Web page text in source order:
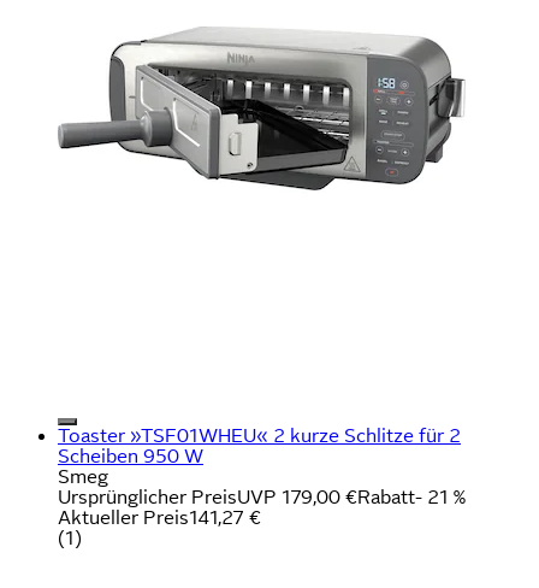
Toaster »TSF01WHEU« 2 kurze Schlitze für 2
Scheiben 950 W
Smeg
Ursprünglicher PreisUVP 179,00 €Rabatt- 21 %
Aktueller Preis141,27 €
(1)